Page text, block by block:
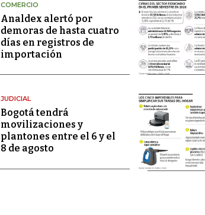
COMERCIO
Analdex alertó por
demoras de hasta cuatro
días en registros de
importación
JUDICIAL
Bogotá tendrá
movilizaciones y
plantones entre el 6 y el
8 de agosto